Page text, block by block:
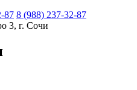
87 8 (988) 237-32-87
3, г. Сочи